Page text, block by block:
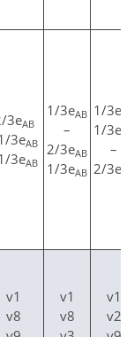
3eAB
3eAB
3eAB
1/3eAB
–
2/3eAB
1/3eAB
1/3e
1/3e
–
2/3e
v1
v8
v1
v8
v1
v2